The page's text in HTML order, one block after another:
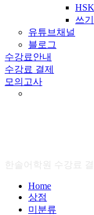
쓰
유튜브채널
블로그
수강료안내
수강료 결제
모의고사
한솔어학원 수강료
Home
상점
미분류